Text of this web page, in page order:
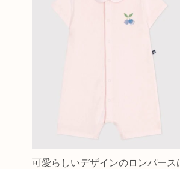
可愛らしいデザインのロンパース